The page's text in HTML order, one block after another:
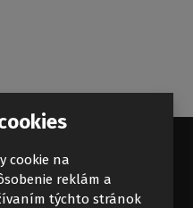
cookie na
reklám a
týchto stránok